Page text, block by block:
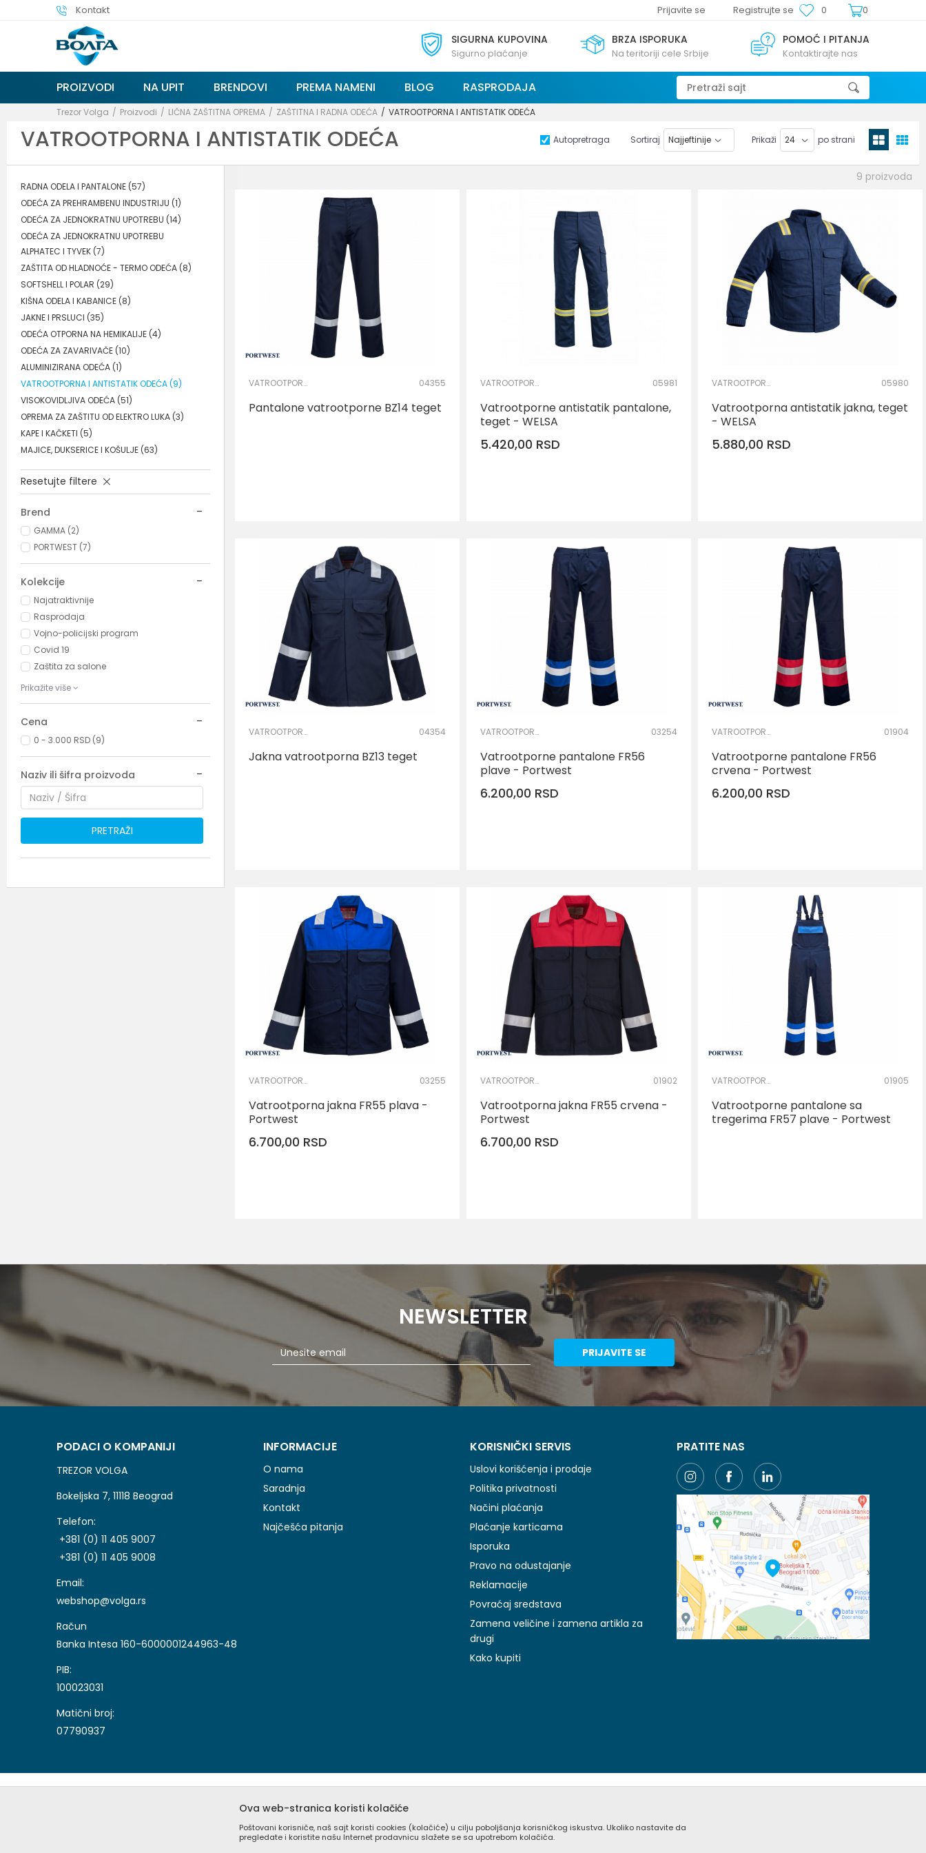
Kontakt 0
0
Prijavite se Registrujte se
SIGURNA KUPOVINA
Sigurno plaćanje
BRZA ISPORUKA
Na teritoriji cele Srbije
POMOĆ I PITANJA
Kontaktirajte nas
PROIZVODI NA UPIT BRENDOVI PREMA NAMENI BLOG RASPRODAJA Pretraži sajt
Trezor Volga Proizvodi LIČNA ZAŠTITNA OPREMA ZAŠTITNA I RADNA ODEĆA VATROOTPORNA I ANTISTATIK ODEĆA
VATROOTPORNA I ANTISTATIK ODEĆA Autopretraga Sortiraj Prikaži po strani
RADNA ODELA I PANTALONE (57)
ODEĆA ZA PREHRAMBENU INDUSTRIJU (1)
ODEĆA ZA JEDNOKRATNU UPOTREBU (14)
ODEĆA ZA JEDNOKRATNU UPOTREBU
ALPHATEC I TYVEK (7)
ZAŠTITA OD HLADNOĆE - TERMO ODEĆA (8)
SOFTSHELL I POLAR (29)
KIŠNA ODELA I KABANICE (8)
JAKNE I PRSLUCI (35)
ODEĆA OTPORNA NA HEMIKALIJE (4)
ODEĆA ZA ZAVARIVAČE (10)
ALUMINIZIRANA ODEĆA (1)
VATROOTPORNA I ANTISTATIK ODEĆA(9)
VISOKOVIDLJIVA ODEĆA (51)
OPREMA ZA ZAŠTITU OD ELEKTRO LUKA (3)
KAPE I KAČKETI (5)
MAJICE, DUKSERICE I KOŠULJE (63)
Resetujte filtere
Brend
GAMMA (2)
PORTWEST (7)
Kolekcije
Najatraktivnije
Rasprodaja
Vojno-policijski program
Covid 19
Zaštita za salone
Prikažite više
Cena
0 - 3.000 RSD (9)
Naziv ili šifra proizvoda
PRETRAŽI
9 proizvoda
VATROOTPORNA I ANTISTATIK ODEĆA 04355
Pantalone vatrootporne BZ14 teget
VATROOTPORNA I ANTISTATIK ODEĆA 05981
Vatrootporne antistatik pantalone,
teget - WELSA
5.420,00 RSD
VATROOTPORNA I ANTISTATIK ODEĆA 05980
Vatrootporna antistatik jakna, teget
- WELSA
5.880,00 RSD
VATROOTPORNA I ANTISTATIK ODEĆA 04354
Jakna vatrootporna BZ13 teget
VATROOTPORNA I ANTISTATIK ODEĆA 03254
Vatrootporne pantalone FR56
plave - Portwest
6.200,00 RSD
VATROOTPORNA I ANTISTATIK ODEĆA 01904
Vatrootporne pantalone FR56
crvena - Portwest
6.200,00 RSD
VATROOTPORNA I ANTISTATIK ODEĆA 03255
Vatrootporna jakna FR55 plava -
Portwest
6.700,00 RSD
VATROOTPORNA I ANTISTATIK ODEĆA 01902
Vatrootporna jakna FR55 crvena -
Portwest
6.700,00 RSD
VATROOTPORNA I ANTISTATIK ODEĆA 01905
Vatrootporne pantalone sa
tregerima FR57 plave - Portwest
NEWSLETTER
PRIJAVITE SE
PODACI O KOMPANIJI
TREZOR VOLGA
Bokeljska 7, 11118 Beograd
Telefon:
+381 (0) 11 405 9007
+381 (0) 11 405 9008
Email:
webshop@volga.rs
Račun
Banka Intesa 160-6000001244963-48
PIB:
100023031
Matični broj:
07790937
INFORMACIJE
O nama
Saradnja
Kontakt
Najčešća pitanja
KORISNIČKI SERVIS
Uslovi korišćenja i prodaje
Politika privatnosti
Načini plaćanja
Plaćanje karticama
Isporuka
Pravo na odustajanje
Reklamacije
Povraćaj sredstava
Zamena veličine i zamena artikla za
drugi
Kako kupiti
PRATITE NAS
Nastojimo da budemo što precizniji u opisu proizvoda, prikazu slika i samih cena, ali ne možemo garantovati da su sve informacije kompletne i bez grešaka. Svi artikli prikazani na
Ova web-stranica koristi kolačiće
Poštovani korisniče, naš sajt koristi cookies (kolačiće) u cilju poboljšanja korisničkog iskustva. Ukoliko nastavite da
pregledate i koristite našu Internet prodavnicu slažete se sa upotrebom kolačića.